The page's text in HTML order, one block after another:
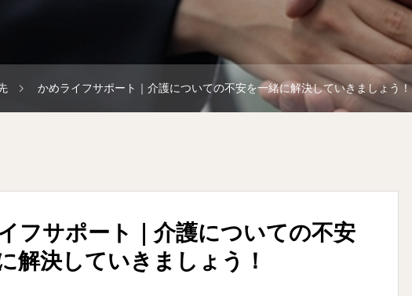
かめライフサポート｜介護についての不安を一緒に解決していきましょう！
フサポート｜介護についての不安
解決していきましょう！